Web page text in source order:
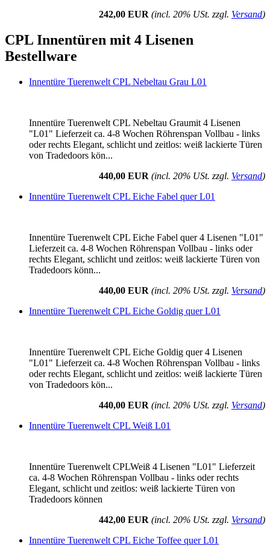
242,00 EUR (incl. 20% USt. zzgl. Versand)
CPL Innentüren mit 4 Lisenen
Bestellware
Innentüre Tuerenwelt CPL Nebeltau Grau L01
Innentüre Tuerenwelt CPL Nebeltau Graumit 4 Lisenen
"L01" Lieferzeit ca. 4-8 Wochen Röhrenspan Vollbau - links
oder rechts Elegant, schlicht und zeitlos: weiß lackierte Türen
von Tradedoors kön...
440,00 EUR (incl. 20% USt. zzgl. Versand)
Innentüre Tuerenwelt CPL Eiche Fabel quer L01
Innentüre Tuerenwelt CPL Eiche Fabel quer 4 Lisenen "L01"
Lieferzeit ca. 4-8 Wochen Röhrenspan Vollbau - links oder
rechts Elegant, schlicht und zeitlos: weiß lackierte Türen von
Tradedoors könn...
440,00 EUR (incl. 20% USt. zzgl. Versand)
Innentüre Tuerenwelt CPL Eiche Goldig quer L01
Innentüre Tuerenwelt CPL Eiche Goldig quer 4 Lisenen
"L01" Lieferzeit ca. 4-8 Wochen Röhrenspan Vollbau - links
oder rechts Elegant, schlicht und zeitlos: weiß lackierte Türen
von Tradedoors kön...
440,00 EUR (incl. 20% USt. zzgl. Versand)
Innentüre Tuerenwelt CPL Weiß L01
Innentüre Tuerenwelt CPLWeiß 4 Lisenen "L01" Lieferzeit
ca. 4-8 Wochen Röhrenspan Vollbau - links oder rechts
Elegant, schlicht und zeitlos: weiß lackierte Türen von
Tradedoors können
442,00 EUR (incl. 20% USt. zzgl. Versand)
Innentüre Tuerenwelt CPL Eiche Toffee quer L01